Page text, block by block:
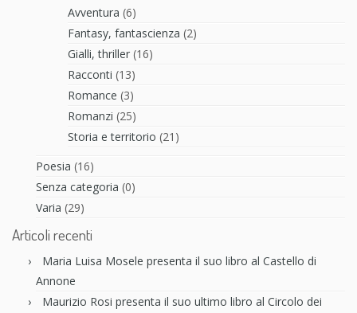
Avventura (6)
Fantasy, fantascienza (2)
Gialli, thriller (16)
Racconti (13)
Romance (3)
Romanzi (25)
Storia e territorio (21)
Poesia (16)
Senza categoria (0)
Varia (29)
Articoli recenti
Maria Luisa Mosele presenta il suo libro al Castello di
Annone
Maurizio Rosi presenta il suo ultimo libro al Circolo dei